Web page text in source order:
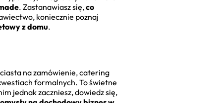
. Zastanawiasz się,co
koniecznie poznaj
z domu.
na zamówienie, catering
formalnych. To świetne
jednak zaczniesz, dowiedz się,